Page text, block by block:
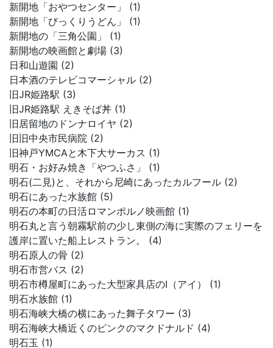
新開地「おやつセンター」 (1)
新開地「びっくりうどん」 (1)
新開地の「三角公園」 (1)
新開地の映画館と劇場 (3)
日和山遊園 (2)
日本酒のテレビコマーシャル (2)
旧JR姫路駅 (3)
旧JR姫路駅 えきそば丼 (1)
旧居留地のドンナロイヤ (2)
旧旧中央市民病院 (2)
旧神戸YMCAと木下大サーカス (1)
明石・お好み焼き「やつふさ」 (1)
明石(二見)と、それから尼崎にあったカルフール (2)
明石にあった水族館 (5)
明石の本町の日活ロマンポルノ映画館 (1)
明石丸と言う朝霧駅前の少し東側の海に実際のフェリーを
護岸に置いた船上レストラン。 (4)
明石原人の骨 (2)
明石市営バス (2)
明石市樽屋町にあった大型家具店のI（アイ） (1)
明石水族館 (1)
明石海峡大橋の横にあった舞子タワー (3)
明石海峡大橋近くのピンクのマクドナルド (4)
明石玉 (1)